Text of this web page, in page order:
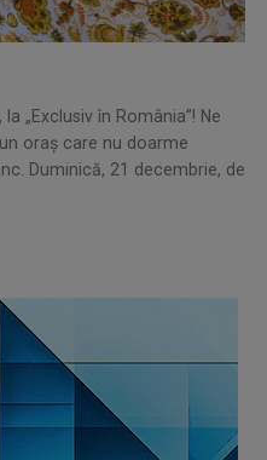
„Exclusiv în România”! Ne
oraș care nu doarme
Duminică, 21 decembrie, de